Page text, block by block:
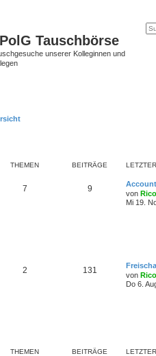
Tauschbörse
unserer Kolleginnen und
THEMEN BEITRÄGE
7 9
von
Mi 19.
2 131
von
Do 6.
THEMEN BEITRÄGE